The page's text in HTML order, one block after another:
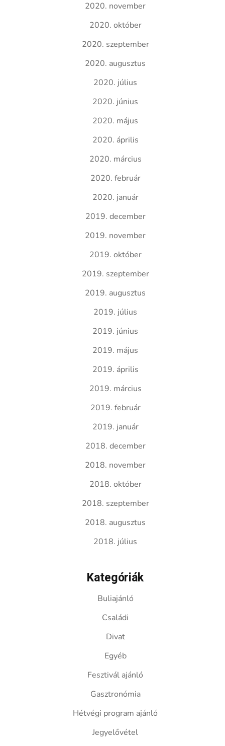
2020. november
2020. október
2020. szeptember
2020. augusztus
2020. július
2020. június
2020. május
2020. április
2020. március
2020. február
2020. január
2019. december
2019. november
2019. október
2019. szeptember
2019. augusztus
2019. július
2019. június
2019. május
2019. április
2019. március
2019. február
2019. január
2018. december
2018. november
2018. október
2018. szeptember
2018. augusztus
2018. július
Kategóriák
Buliajánló
Családi
Divat
Egyéb
Fesztivál ajánló
Gasztronómia
Hétvégi program ajánló
Jegyelővétel